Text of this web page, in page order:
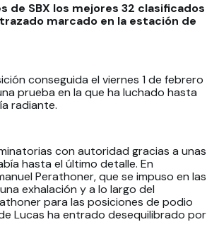
de SBX los mejores 32 clasificados
marcado en la estación de
conseguida el viernes 1 de febrero
prueba en la que ha luchado hasta
radiante.
con autoridad gracias a unas
hasta el último detalle. En
Perathoner, que se impuso en las
exhalación y a lo largo del
para las posiciones de podio
Lucas ha entrado desequilibrado por